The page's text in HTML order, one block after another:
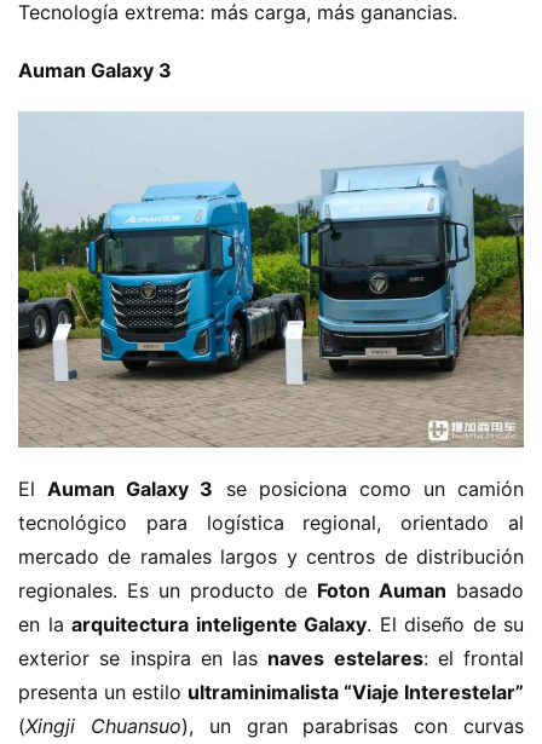
c
m
i
c
h
i
n
o
C
a
m
ó
n
d
e
e
v
a
Sign in Sign up
Tecnología extrema: más carga, más ganancias.
​Auman Galaxy 3​
El ​​Auman Galaxy 3​ ​ se posiciona como un camión
tecnológico para logística regional, orientado al
mercado de ramales largos y centros de distribución
regionales. Es un producto de ​ ​Foton Auman​ ​ basado
en la ​ ​arquitectura inteligente Galaxy​​. El diseño de su
exterior se inspira en las ​ ​naves estelares​​: el frontal
presenta un estilo ​ ​ultraminimalista “Viaje Interestelar”​
(Xingji Chuansuo), un gran parabrisas con curvas